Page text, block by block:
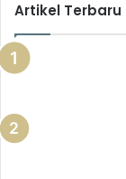
Artikel Terbaru